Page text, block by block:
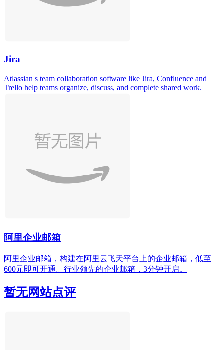
Jira
Atlassian s team collaboration software like Jira, Confluence and
Trello help teams organize, discuss, and complete shared work.
阿里企业邮箱
阿里企业邮箱，构建在阿里云飞天平台上的企业邮箱，低至
600元即可开通。行业领先的企业邮箱，3分钟开启。
暂无网站点评